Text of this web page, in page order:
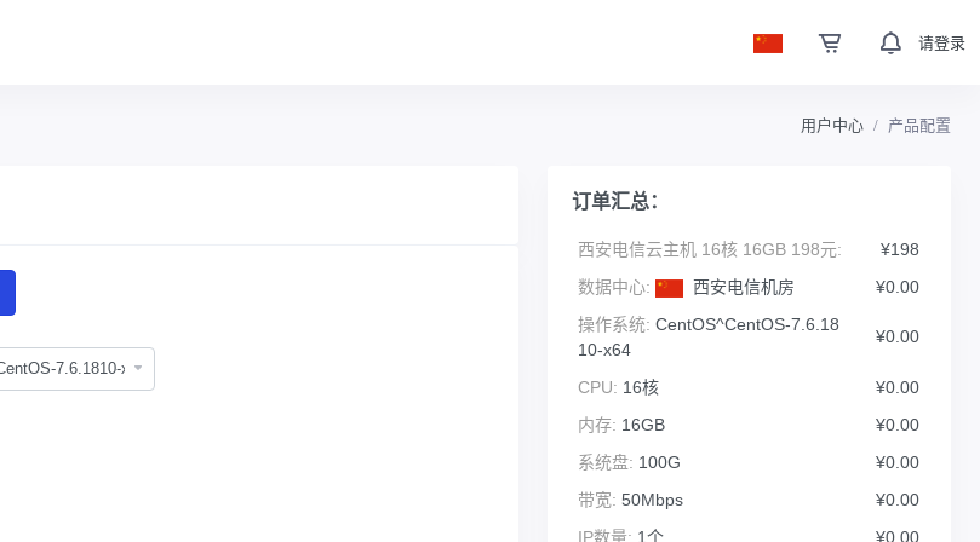
请登录
用户中心 产品配置
订单汇总：
西安电信云主机 16核 16GB 198元:
¥198
数据中心:
西安电信机房
¥0.00
操作系统: CentOS^CentOS-7.6.18
10-x64
¥0.00
CPU: 16核
¥0.00
内存: 16GB
¥0.00
系统盘: 100G
¥0.00
带宽: 50Mbps
¥0.00
IP数量: 1个
¥0.00